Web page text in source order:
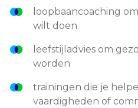
loopbaancoaching
wilt doen
leefstijladvies om
worden
trainingen die je
vaardigheden of